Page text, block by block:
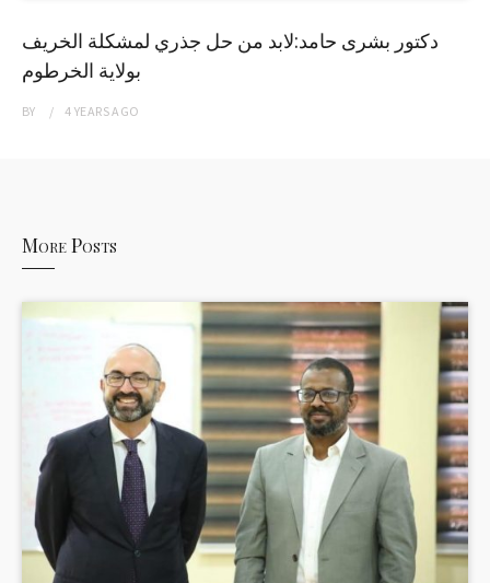
دكتور بشرى حامد:لابد من حل جذري لمشكلة الخريف
بولاية الخرطوم
BY 4 YEARSAGO
More Posts